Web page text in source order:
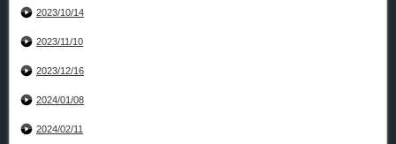
2023/10/14
2023/11/10
2023/12/16
2024/01/08
2024/02/11